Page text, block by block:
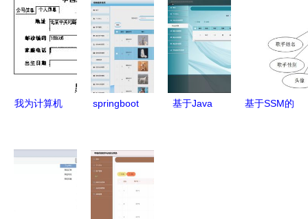
技能 数据
库与计算机
网络服务
规划建设
数据库及计
算机网络服
务的关键支
撑
v2.2.1绿色
版高效指南
效与安全的
数据基础设
我为计算机
专业聚合服
springboot
养系统 程
序 源码 数
据库
基于Java
基于SSM的